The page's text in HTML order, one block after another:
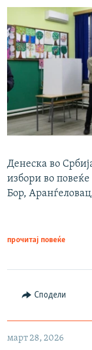
Денеска во
избори во
Бор,
прочитај повеќе
Сподели
март 28, 2026